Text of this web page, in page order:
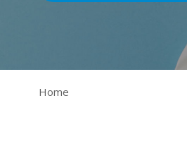
Home